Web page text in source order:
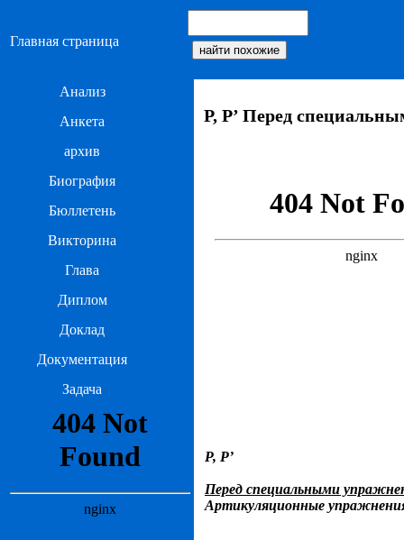
Главная страница
Анализ
Анкета
архив
Биография
Бюллетень
Викторина
Глава
Диплом
Доклад
Документация
Задача
Р, Р’ Перед
Р, Р’
Перед специальными
Артикуляционные